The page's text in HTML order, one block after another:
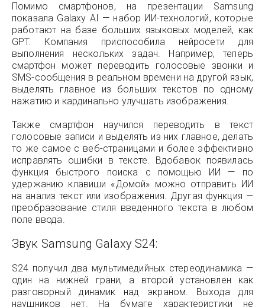
Помимо смартфонов, на презентации Samsung
показала Galaxy AI — набор ИИ-технологий, которые
работают на базе больших языковых моделей, как
GPT. Компания приспособила нейросети для
выполнения нескольких задач. Например, теперь
смартфон может переводить голосовые звонки и
SMS-сообщения в реальном времени на другой язык,
выделять главное из больших текстов по одному
нажатию и кардинально улучшать изображения.
Также смартфон научился переводить в текст
голосовые записи и выделять из них главное, делать
то же самое с веб-страницами и более эффективно
исправлять ошибки в тексте. Вдобавок появилась
функция быстрого поиска с помощью ИИ — по
удержанию клавиши «Домой» можно отправить ИИ
на анализ текст или изображения. Другая функция —
преобразование стиля введенного текста в любом
поле ввода.
Звук Samsung Galaxy S24:
S24 получил два мультимедийных стереодинамика —
один на нижней грани, а второй установлен как
разговорный динамик над экраном. Выхода для
наушников нет. На бумаге характеристики не